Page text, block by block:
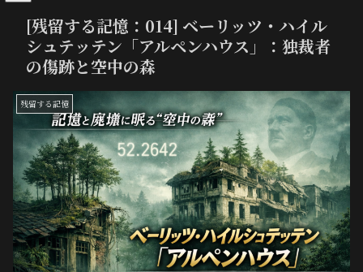
[残留する記憶：014] ベーリッツ・ハイル
シュテッテン「アルペンハウス」：独裁者
の傷跡と空中の森
残留する記憶